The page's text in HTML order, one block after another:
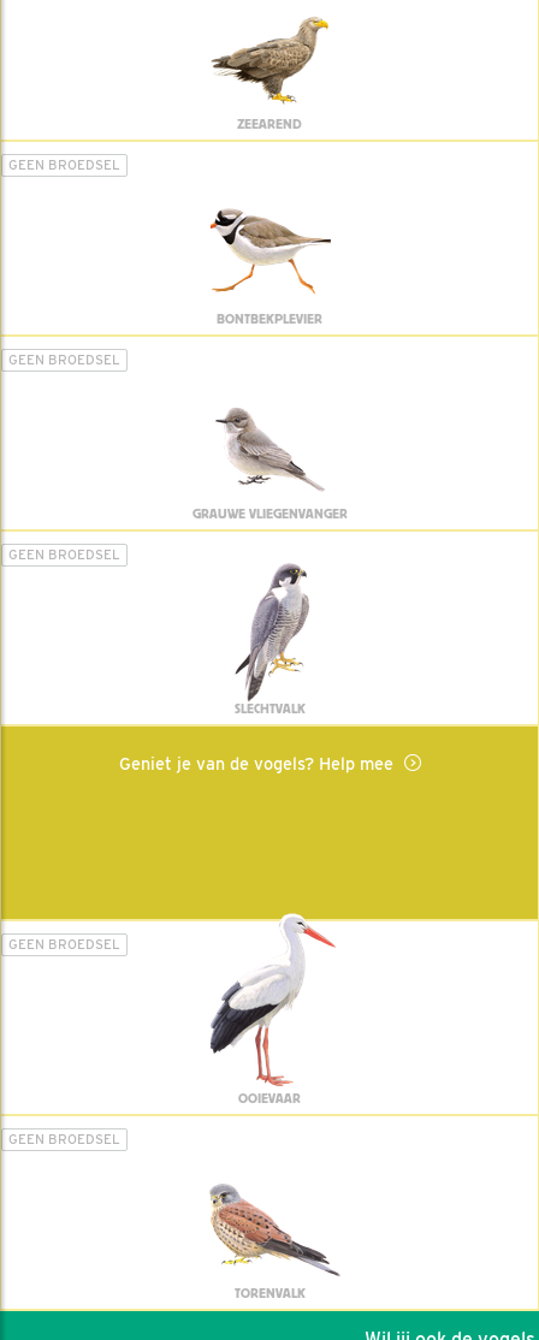
ZEEAREND
GEEN BROEDSEL
BONTBEKPLEVIER
GEEN BROEDSEL
GRAUWE VLIEGENVANGER
GEEN BROEDSEL
SLECHTVALK
Geniet je van de vogels? Help mee
GEEN BROEDSEL
OOIEVAAR
GEEN BROEDSEL
TORENVALK